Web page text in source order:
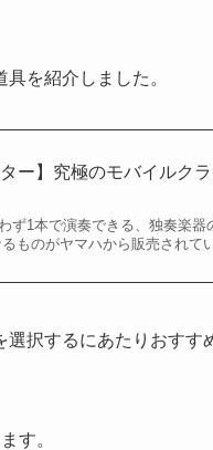
を紹介しました。
ー】究極のモバイルク
ず1本で演奏できる、独奏楽器
ものがヤマハから販売されて
選択するにあたりおすす
す。